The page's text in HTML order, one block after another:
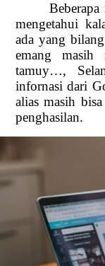
mengetahui
ada yang
emang masih
tamuy…,
infornasi dari
alias masih
penghasilan.